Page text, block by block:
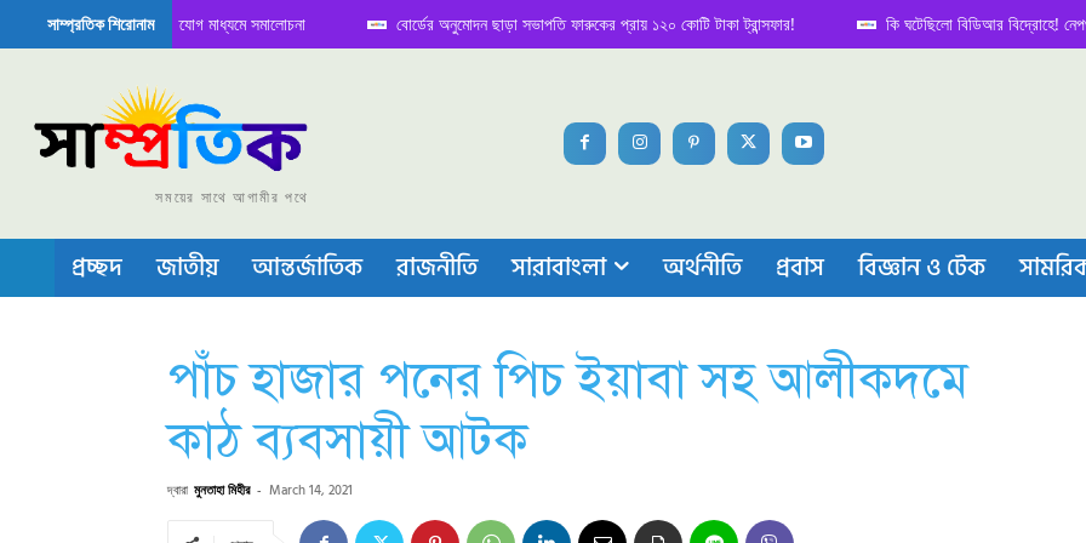
সাম্প্রতিক শিরোনাম
নিয়ে সামাজিক যোগাযোগ মাধ্যমে সমালোচনা বোর্ডের অনুমোদন ছাড়া সভাপতি ফারুকের প্রায় ১২০ কোটি টাকা ট্রান্সফার! কি ঘটেছিলো বিডিআর বিদ্রোহে! নেপথ্য কাহিনি
বা চীপ তৈরিতে নিজের শক্ত অবস্থান জানান দিচ্ছে চীন
সময়ের সাথে আগামীর পথে
প্রচ্ছদ জাতীয় আন্তর্জাতিক রাজনীতি সারাবাংলা অর্থনীতি প্রবাস বিজ্ঞান ও টেক
পাঁচ হাজার পনের পিচ ইয়াবা সহ আলীকদমে
কাঠ ব্যবসায়ী আটক
দ্বারা মুনতাহা মিহীর - March 14, 2021